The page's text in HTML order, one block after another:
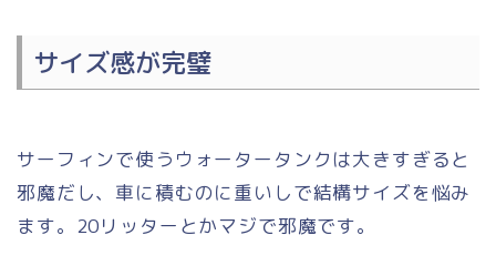
サイズ感が完璧
サーフィンで使うウォータータンクは大きすぎると
邪魔だし、車に積むのに重いしで結構サイズを悩み
ます。20リッターとかマジで邪魔です。